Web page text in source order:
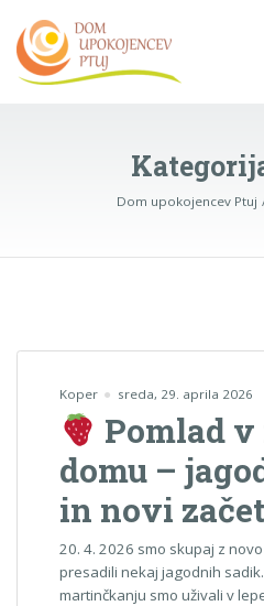
Dom upokojencev Ptuj
Koper sreda, 29. aprila 2026
Pomlad v
domu –
in novi
20. 4. 2026 smo skupaj z
presadili nekaj jagodnih
martinčkanju smo uživali v